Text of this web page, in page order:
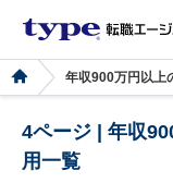
年収900万円以上
4ページ | 年収
用一覧